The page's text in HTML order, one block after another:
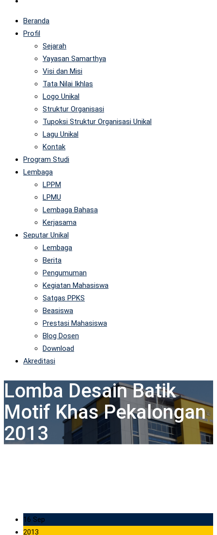
Beranda
Profil
Sejarah
Yayasan Samarthya
Visi dan Misi
Tata Nilai Ikhlas
Logo Unikal
Struktur Organisasi
Tupoksi Struktur Organisasi Unikal
Lagu Unikal
Kontak
Program Studi
Lembaga
LPPM
LPMU
Lembaga Bahasa
Kerjasama
Seputar Unikal
Lembaga
Berita
Pengumuman
Kegiatan Mahasiswa
Satgas PPKS
Beasiswa
Prestasi Mahasiswa
Blog Dosen
Download
Akreditasi
Lomba Desain Batik
Motif Khas Pekalongan
2013
16 Sep
2013